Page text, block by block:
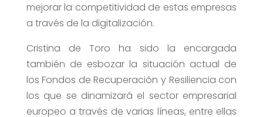
mejorar la competitividad de estas empresas
a través de la digitalización.
Cristina de Toro ha sido la encargada
también de esbozar la situación actual de
los Fondos de Recuperación y Resiliencia con
los que se dinamizará el sector empresarial
europeo a través de varias líneas, entre ellas